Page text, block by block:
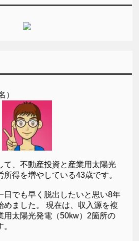
）
て、不動産投資と産業用太陽光
得を増やしている43歳です。
日でも早く脱出したいと思い8年
めました。 現在は、収入源を複
用太陽光発電（50kw）2箇所の